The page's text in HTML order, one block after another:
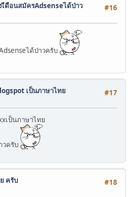
#16
เืดือนสมัครAdsenseได้ป่าว
ได้ป่าวครับ
#17
เป็นภาษาไทย
เป็นภาษาไทย
วครับ
#18
ครับ